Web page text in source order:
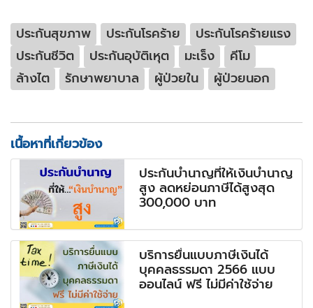
ประกันสุขภาพ ประกันโรคร้าย
ประกันโรคร้ายแรง
ประกันชีวิต
ประกันอุบัติเหุต มะเร็ง
คีโม
ล้างไต
รักษาพยาบาล ผู้ป่วยใน ผู้ป่วยนอก
เนื้อหาที่เกี่ยวข้อง
ประกันบำนาญที่ให้เงินบำนาญ
สูง ลดหย่อนภาษีได้สูงสุด
300,000 บาท
บริการยื่นแบบภาษีเงินได้
บุคคลธรรมดา 2566 แบบ
ออนไลน์ ฟรี ไม่มีค่าใช้จ่าย